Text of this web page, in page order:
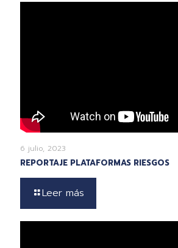
6 julio, 2023
REPORTAJE PLATAFORMAS RIESGOS
Leer más